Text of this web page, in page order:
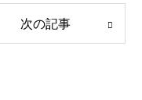
次の記事